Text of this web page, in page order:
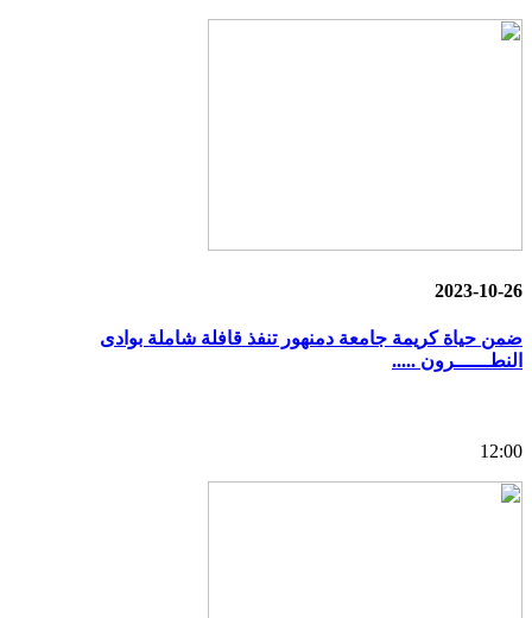
2023-10-26
ضمن حياة كريمة جامعة دمنهور تنفذ قافلة شاملة بوادى
النطــــــرون .....
12:00